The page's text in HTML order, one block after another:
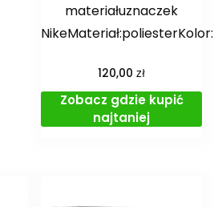
materiałuznaczek
120,00zł
Zobacz gdzie kupić
najtaniej